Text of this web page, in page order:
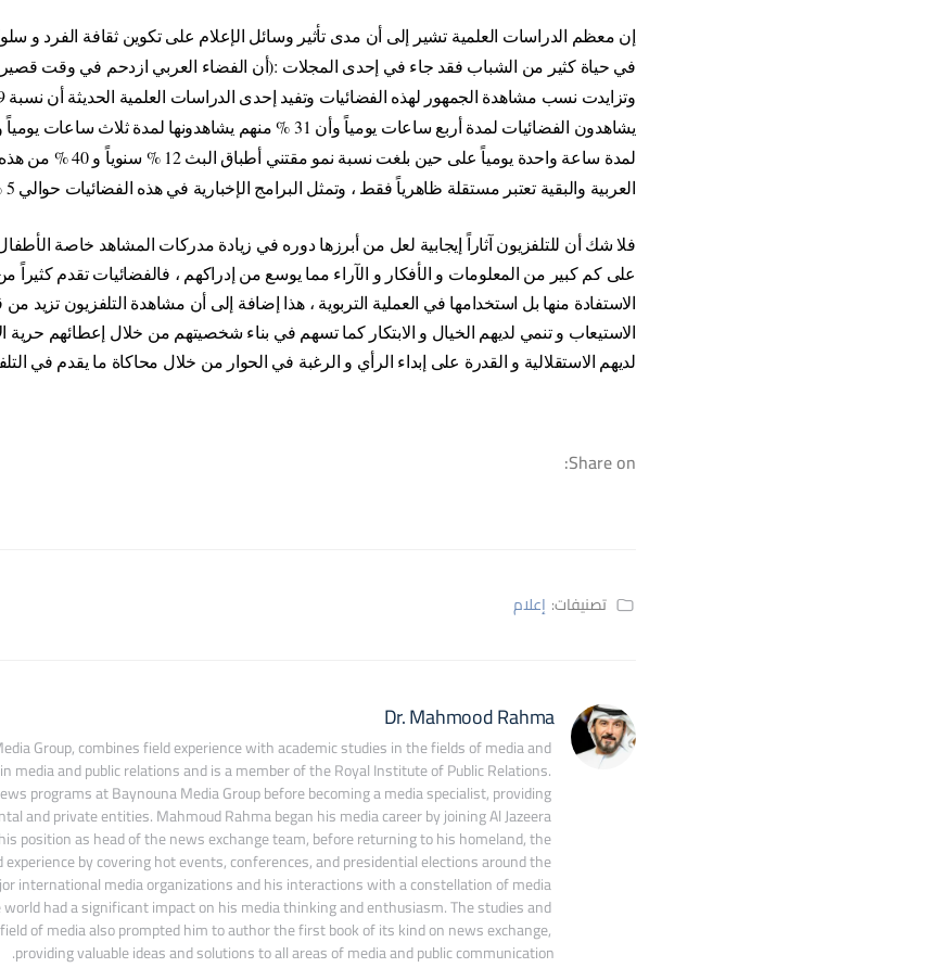
إن معظم الدراسات العلمية تشير إلى أن مدى تأثير وسائل الإعلام على تكوين ثقافة الفرد و
في حياة كثير من الشباب فقد جاء في
لمدة ساعة واحدة يومياً على حين
العربية والبقية تعتبر مستقلة ظاهرياً فقط ، وتمثل البرامج الإخبارية في هذه الفضائيات حوالي 5 % فقط .
فلا شك أن للتلفزيون آثاراً إيجابية لعل من أبرزها دوره في زيادة مدركات المشاهد خاصة
على كم كبير من المعلومات و الأفكار و الآراء مما يوسع من إدراكهم ، فالفضائيات تقدم كثيراً
الاستفادة منها بل استخدامها في العملية التربوية ، هذا إضافة إلى أن مشاهدة التلفزيون تزيد
الاستيعاب و تنمي لديهم الخيال و الابتكار كما تسهم في بناء شخصيتهم من خلال إعطائهم حرية
لديهم الاستقلالية و القدرة على إبداء الرأي و الرغبة في الحوار من خلال محاكاة ما يقدم في
Share on:
تصنيفات: إعلام
Dr. Mahmood Rahma
Group, combines field experience with academic studies in the fields of media and
media and public relations and is a member of the Royal Institute of Public Relations.
programs at Baynouna Media Group before becoming a media specialist, providing
and private entities. Mahmoud Rahma began his media career by joining Al Jazeera
position as head of the news exchange team, before returning to his homeland, the
experience by covering hot events, conferences, and presidential elections around the
international media organizations and his interactions with a constellation of media
had a significant impact on his media thinking and enthusiasm. The studies and
of media also prompted him to author the first book of its kind on news exchange,
providing valuable ideas and solutions to all areas of media and public communication.